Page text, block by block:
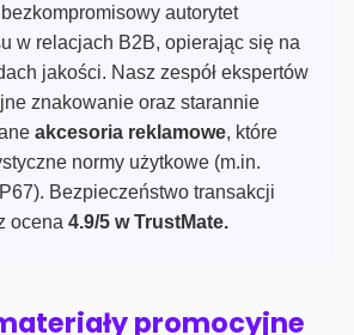
autorytet
w relacjach B2B, opierając się na
jakości. Nasz zespół ekspertów
znakowanie oraz starannie
akcesoria reklamowe, które
normy użytkowe (m.in.
Bezpieczeństwo transakcji
ocena 4.9/5 w TrustMate.
promocyjne